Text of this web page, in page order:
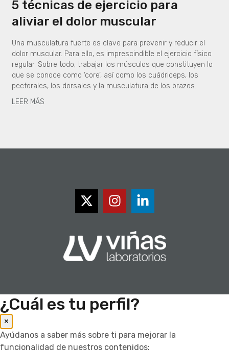
5 técnicas de ejercicio para
aliviar el dolor muscular
Una musculatura fuerte es clave para prevenir y reducir el
dolor muscular. Para ello, es imprescindible el ejercicio físico
regular. Sobre todo, trabajar los músculos que constituyen lo
que se conoce como ‘core’, así como los cuádriceps, los
pectorales, los dorsales y la musculatura de los brazos.
LEER MÁS
¿Cuál es tu perfil?
×
Ayúdanos a saber más sobre ti para mejorar la
funcionalidad de nuestros contenidos: